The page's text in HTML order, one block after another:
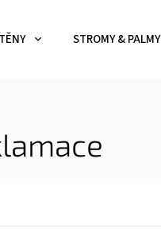
STROMY & PALMY